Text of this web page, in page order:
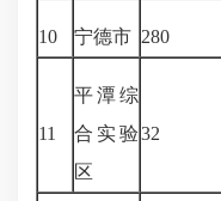
10 宁德市 280
11
平潭综
合实验
区
32